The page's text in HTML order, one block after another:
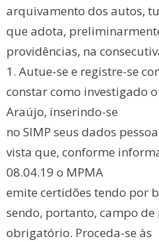
arquivamento dos autos,
que adota,
providências, na
1. Autue-se e registre-se
constar como investigado
Araújo, inserindo-se
no SIMP seus dados
vista que, conforme
08.04.19 o MPMA
emite certidões tendo por
sendo, portanto, campo
obrigatório. Proceda-se às